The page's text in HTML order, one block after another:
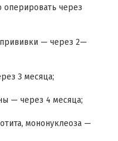
оперировать через
— через 2—
3 месяца;
— через 4 месяца;
мононуклеоза —